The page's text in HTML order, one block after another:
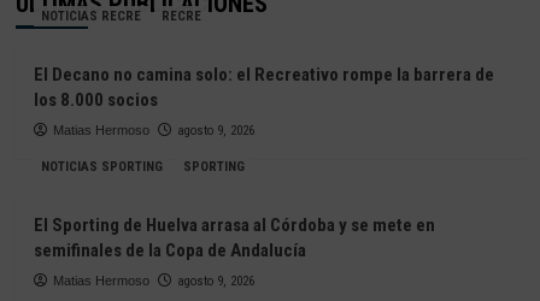
NOTICIAS RECRE RECRE
El Decano no camina solo: el Recreativo rompe la barrera de
los 8.000 socios
Matias Hermoso agosto 9, 2026
NOTICIAS SPORTING SPORTING
El Sporting de Huelva arrasa al Córdoba y se mete en
semifinales de la Copa de Andalucía
Matias Hermoso agosto 9, 2026